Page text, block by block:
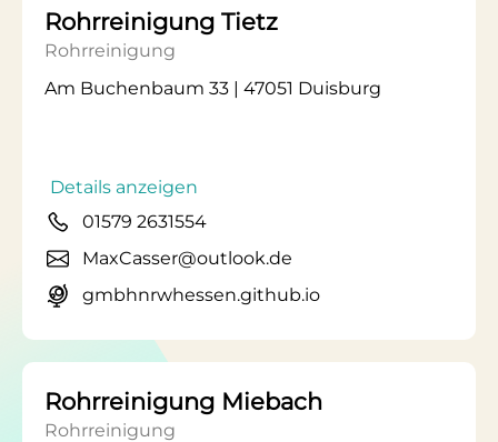
Rohrreinigung Tietz
Rohrreinigung
Am Buchenbaum 33 | 47051 Duisburg
Details anzeigen
01579 2631554
MaxCasser@outlook.de
gmbhnrwhessen.github.io
Rohrreinigung Miebach
Rohrreinigung